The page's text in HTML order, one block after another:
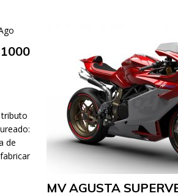
tributo
de
MV AGUSTA